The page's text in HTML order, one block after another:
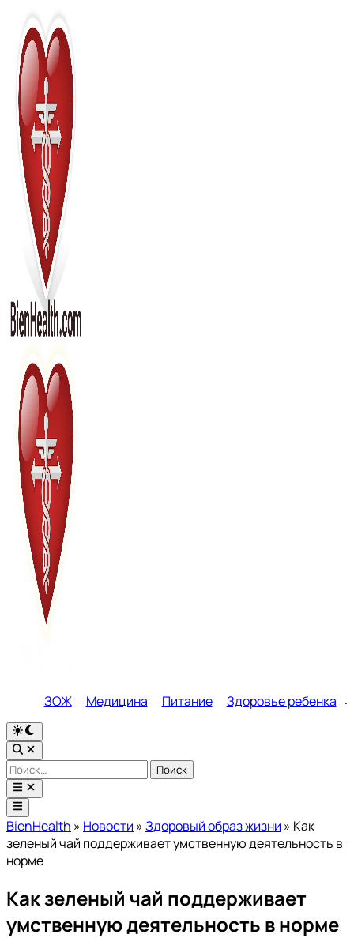
Перейти
содержимому
ЗОЖ Медицина Питание Здоровье ребенка
Переключить
на
тёмный
режим
Открыть
поиск
Найти:
Открыть
меню
Главное
меню
BienHealth » Новости »Здоровый образ жизни » Как
зеленый чай поддерживает умственную деятельность в
норме
Как зеленый чай поддерживает
умственную деятельность в норме